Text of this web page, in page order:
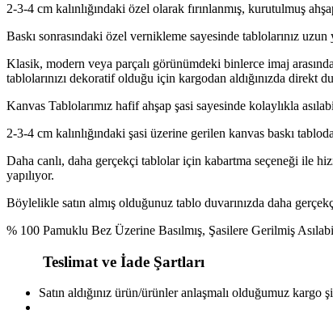
2-3-4 cm kalınlığındaki özel olarak fırınlanmış, kurutulmuş
Baskı sonrasındaki özel vernikleme sayesinde tablolarınız uzun
Klasik, modern veya parçalı görünümdeki binlerce imaj
tablolarınızı dekoratif olduğu için kargodan aldığınızda direkt
Kanvas Tablolarımız hafif ahşap şasi sayesinde kolaylıkla
2-3-4 cm kalınlığındaki şasi üzerine gerilen kanvas baskı
Daha canlı, daha gerçekçi tablolar için kabartma seçeneği ile
yapılıyor.
Böylelikle satın almış olduğunuz tablo duvarınızda daha
% 100 Pamuklu Bez Üzerine Basılmış, Şasilere Gerilmiş
Teslimat ve İade Şartları
Satın aldığınız ürün/ürünler anlaşmalı olduğumuz kargo